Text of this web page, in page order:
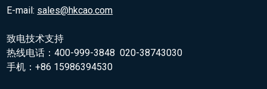
E-mail: sales@hkcao.com
致电技术支持
热线电话：400-999-3848 020-38743030
手机：+86 15986394530